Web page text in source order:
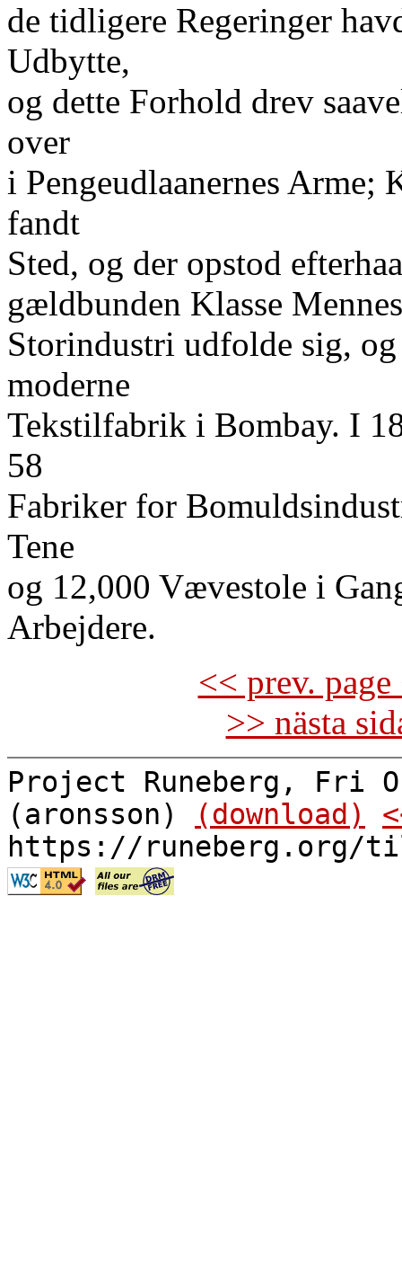
de tidligere Regeringer
Udbytte,
og dette Forhold drev
over
i Pengeudlaanernes
fandt
Sted, og der opstod
gældbunden Klasse
Storindustri udfolde sig,
moderne
Tekstilfabrik i Bombay. I
58
Fabriker for
Tene
og 12,000 Vævestole i
Arbejdere.
<< prev.
>> nästa
Project Runeberg, Fri
(aronsson)
(download)
https://runeberg.org/